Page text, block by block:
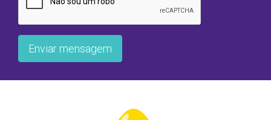
Enviar mensagem